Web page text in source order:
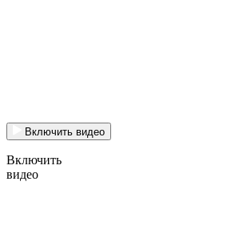
Включить видео
Включить
видео